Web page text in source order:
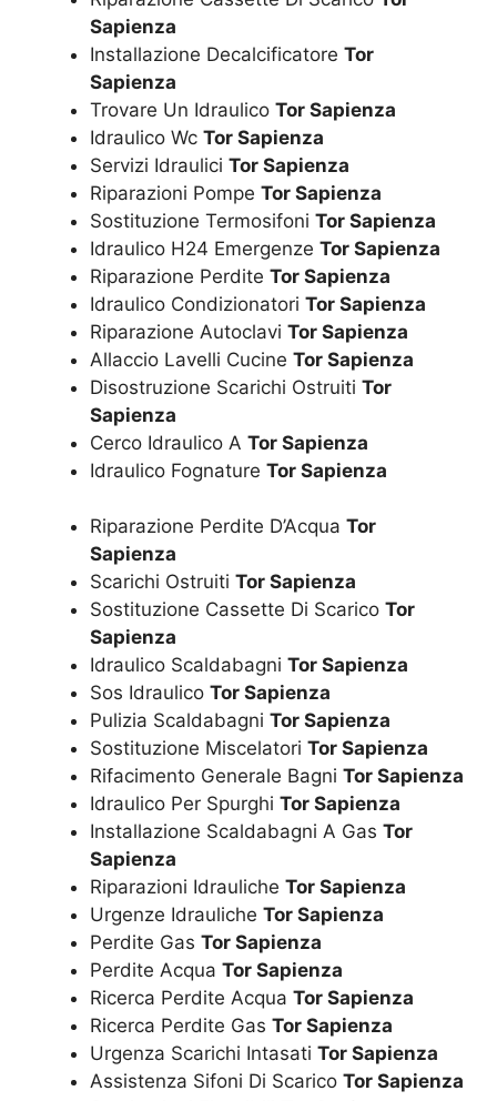
Sapienza
Installazione Decalcificatore Tor
Sapienza
Trovare Un Idraulico Tor Sapienza
Idraulico Wc Tor Sapienza
Servizi Idraulici Tor Sapienza
Riparazioni Pompe Tor Sapienza
Sostituzione Termosifoni Tor Sapienza
Idraulico H24 Emergenze Tor Sapienza
Riparazione Perdite Tor Sapienza
Idraulico Condizionatori Tor Sapienza
Riparazione Autoclavi Tor Sapienza
Allaccio Lavelli Cucine Tor Sapienza
Disostruzione Scarichi Ostruiti Tor
Sapienza
Cerco Idraulico A Tor Sapienza
Idraulico Fognature Tor Sapienza
Riparazione Perdite D’Acqua Tor
Sapienza
Scarichi Ostruiti Tor Sapienza
Sostituzione Cassette Di Scarico Tor
Sapienza
Idraulico Scaldabagni Tor Sapienza
Sos Idraulico Tor Sapienza
Pulizia Scaldabagni Tor Sapienza
Sostituzione Miscelatori Tor Sapienza
Rifacimento Generale Bagni Tor Sapienza
Idraulico Per Spurghi Tor Sapienza
Installazione Scaldabagni A Gas Tor
Sapienza
Riparazioni Idrauliche Tor Sapienza
Urgenze Idrauliche Tor Sapienza
Perdite Gas Tor Sapienza
Perdite Acqua Tor Sapienza
Ricerca Perdite Acqua Tor Sapienza
Ricerca Perdite Gas Tor Sapienza
Urgenza Scarichi Intasati Tor Sapienza
Assistenza Sifoni Di Scarico Tor Sapienza